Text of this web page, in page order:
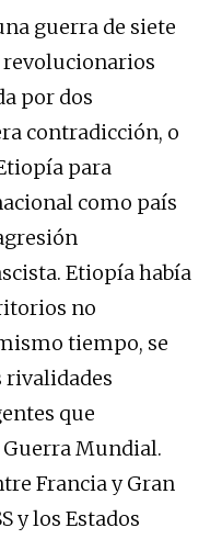
guerra de siete
revolucionarios
por dos
contradicción, o
para
como país
Etiopía había
no
tiempo, se
rivalidades
que
Mundial.
Francia y Gran
y los Estados